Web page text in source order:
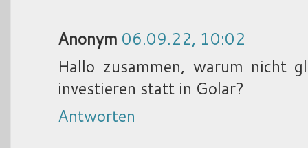
Anonym 06.09.22, 10:02
Hallo zusammen, warum nicht
investieren statt in Golar?
Antworten